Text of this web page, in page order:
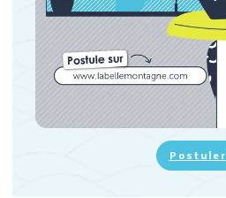
Postuler